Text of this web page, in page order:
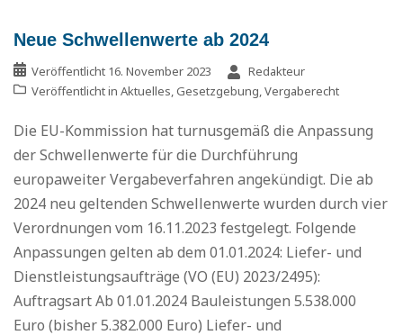
Neue Schwellenwerte ab 2024
Veröffentlicht 16. November 2023
Redakteur
Veröffentlicht in Aktuelles,Gesetzgebung,Vergaberecht
Die EU-Kommission hat turnusgemäß die Anpassung
der Schwellenwerte für die Durchführung
europaweiter Vergabeverfahren angekündigt. Die ab
2024 neu geltenden Schwellenwerte wurden durch vier
Verordnungen vom 16.11.2023 festgelegt. Folgende
Anpassungen gelten ab dem 01.01.2024: Liefer- und
Dienstleistungsaufträge (VO (EU) 2023/2495):
Auftragsart Ab 01.01.2024 Bauleistungen 5.538.000
Euro (bisher 5.382.000 Euro) Liefer- und